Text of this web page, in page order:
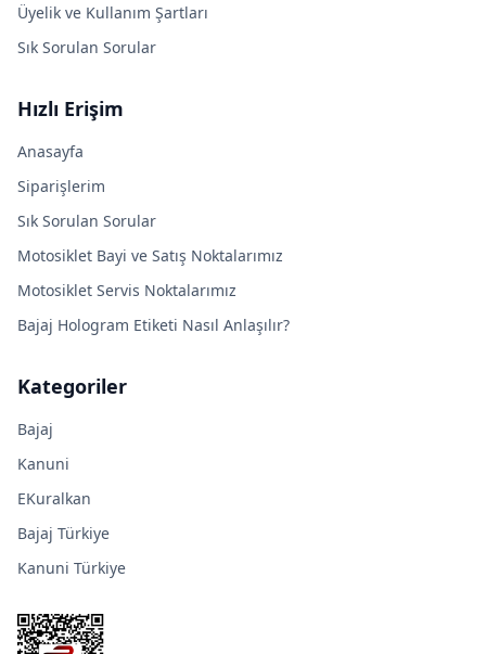
Üyelik ve Kullanım Şartları
Sık Sorulan Sorular
Hızlı Erişim
Anasayfa
Siparişlerim
Sık Sorulan Sorular
Motosiklet Bayi ve Satış Noktalarımız
Motosiklet Servis Noktalarımız
Bajaj Hologram Etiketi Nasıl Anlaşılır?
Kategoriler
Bajaj
Kanuni
EKuralkan
Bajaj Türkiye
Kanuni Türkiye